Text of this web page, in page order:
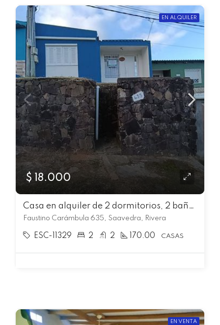
EN ALQUILER
$ 18.000
Casa en alquiler de 2 dormitorios, 2 baños y Patio con barbacoa
Faustino Carámbula 635, Saavedra, Rivera
ESC-11329 2 2 170.00 CASAS
EN VENTA